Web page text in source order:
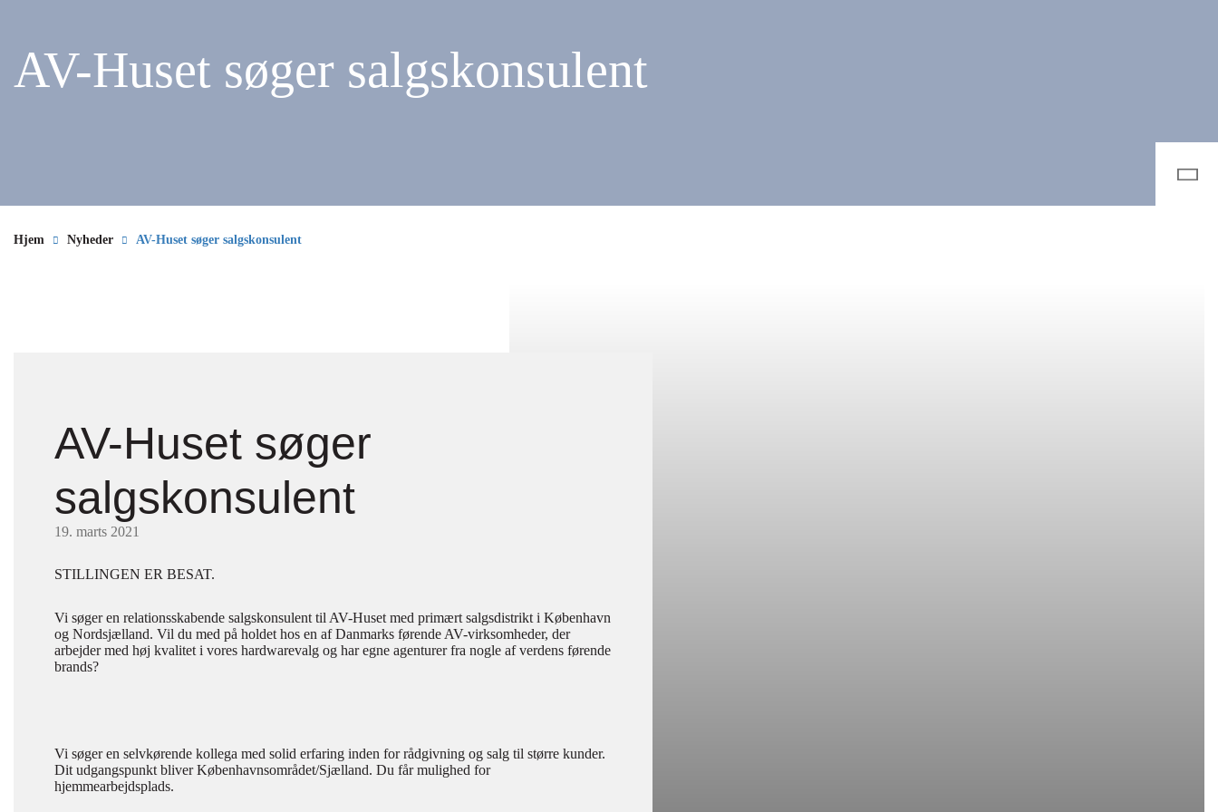
AV-Huset søger salgskonsulent
Hjem Nyheder AV-Huset søger salgskonsulent
AV-Huset søger
salgskonsulent
19. marts 2021
STILLINGEN ER BESAT.
Vi søger en relationsskabende salgskonsulent til AV-Huset med primært salgsdistrikt i København
og Nordsjælland. Vil du med på holdet hos en af Danmarks førende AV-virksomheder, der
arbejder med høj kvalitet i vores hardwarevalg og har egne agenturer fra nogle af verdens førende
brands?
Vi søger en selvkørende kollega med solid erfaring inden for rådgivning og salg til større kunder.
Dit udgangspunkt bliver Københavnsområdet/Sjælland. Du får mulighed for
hjemmearbejdsplads.